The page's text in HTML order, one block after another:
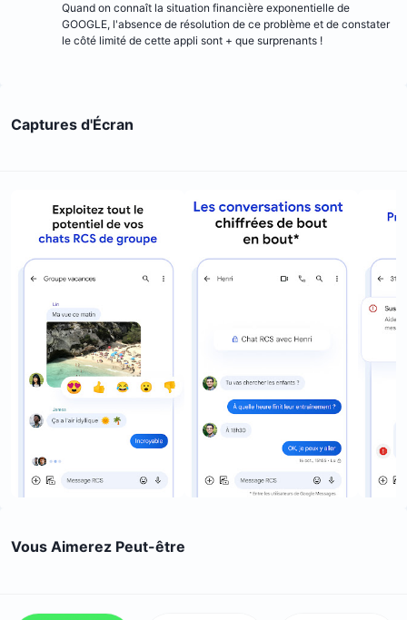
Quand on connaît la situation financière exponentielle de
GOOGLE, l'absence de résolution de ce problème et de constater
le côté limité de cette appli sont + que surprenants !
Captures d'Écran
Vous Aimerez Peut-être